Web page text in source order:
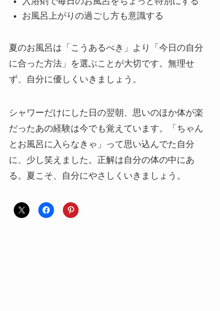
お風呂上がりの過ごし方も意識する
夏のお風呂は「こうあるべき」より「今日の自分
に合った方法」を選ぶことが大切です。無理せ
ず、自分に優しくいきましょう。
シャワーだけにした日の翌朝、思いのほか体が楽
だったあの経験は今でも覚えています。「ちゃん
とお風呂に入らなきゃ」って思い込んでた自分
に、少し笑えました。正解は自分の体の中にあ
る。夏こそ、自分にやさしくいきましょう。